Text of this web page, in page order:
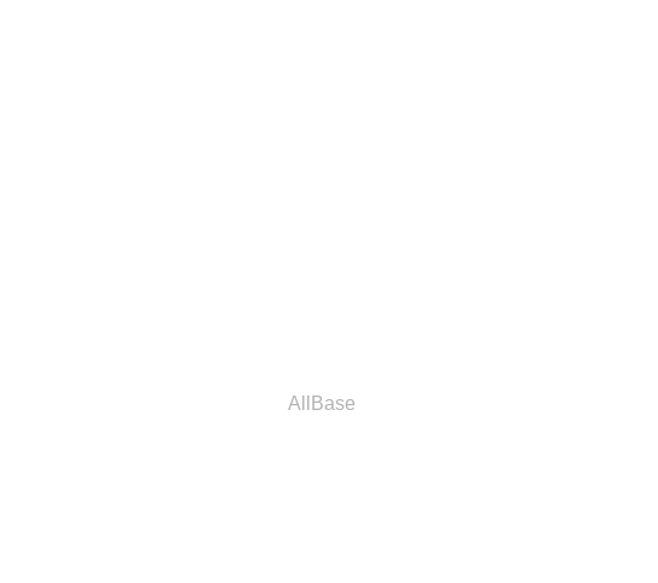
AllBase